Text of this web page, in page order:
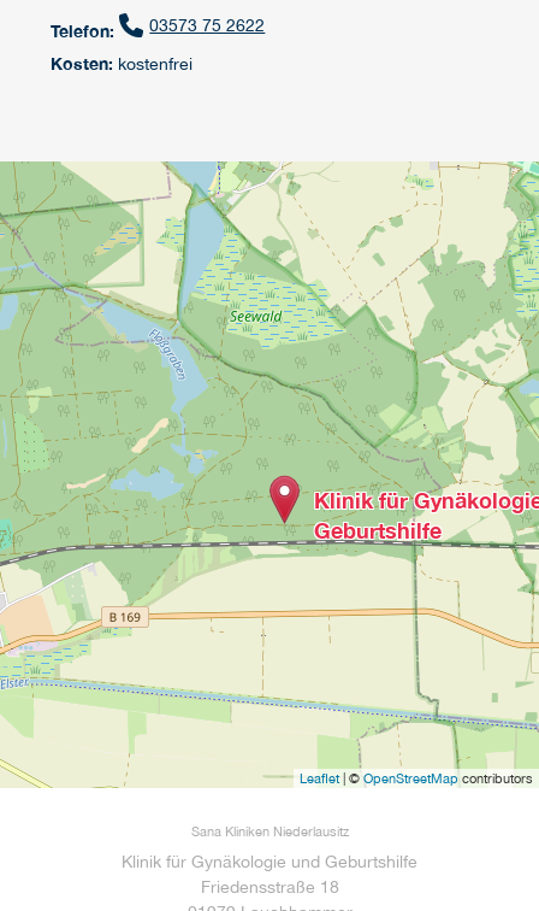
Telefon: 03573 75 2622
Kosten: kostenfrei
Klinik für
Geburtshilfe
Leaflet| © OpenStreetMap contributors
Sana Kliniken Niederlausitz
Klinik für Gynäkologie und Geburtshilfe
Friedensstraße 18